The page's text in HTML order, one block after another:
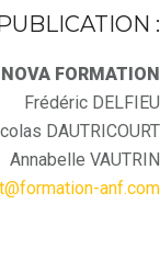
:
FORMATION
Frédéric DELFIEU
DAUTRICOURT
Annabelle VAUTRIN
anf.com